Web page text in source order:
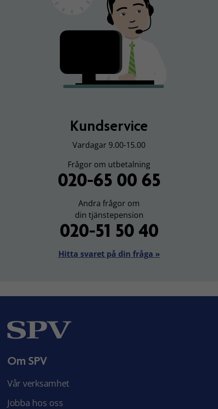
Kundservice
Vardagar 9.00-15.00
Frågor om utbetalning
020-65 00 65
Andra frågor om
din tjänstepension
020-51 50 40
Hitta svaret på din fråga »
Om SPV
Vår verksamhet
Jobba hos oss